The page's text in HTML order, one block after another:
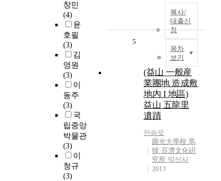
창민
(4)
윤
호필
(3)
김
영원
(3)
이
동주
(3)
국
립중앙
박물관
(3)
이
청규
(3)
복사/
대출신
청
목차
보기
5
(益山 一般産
業團地 造成敷
地內 I 地區)
益山 五龍里
遺蹟
안승모
圓光大學校 馬
韓·百濟文化硏
究所 익산시
2013